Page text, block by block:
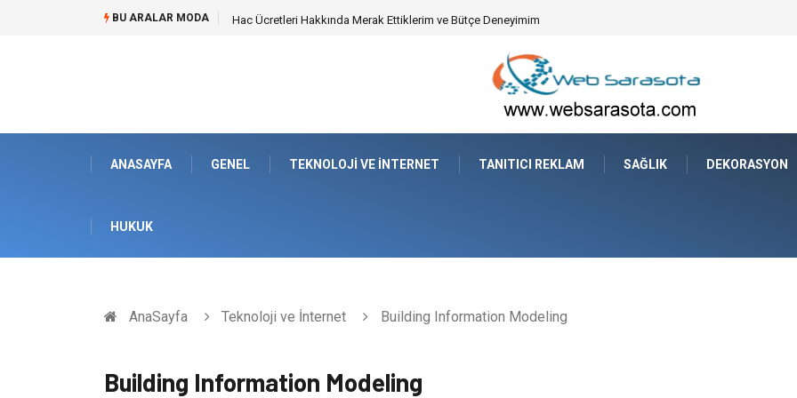
BU ARALAR MODA Hac Ücretleri Hakkında Merak Ettiklerim ve Bütçe Deneyimim
ANASAYFA GENEL TEKNOLOJI VE İNTERNET TANITICI REKLAM SAĞLIK DEKORASYON
HUKUK
AnaSayfa Teknoloji ve İnternet Building Information Modeling
Building Information Modeling